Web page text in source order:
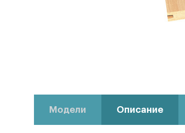
Модели Описание